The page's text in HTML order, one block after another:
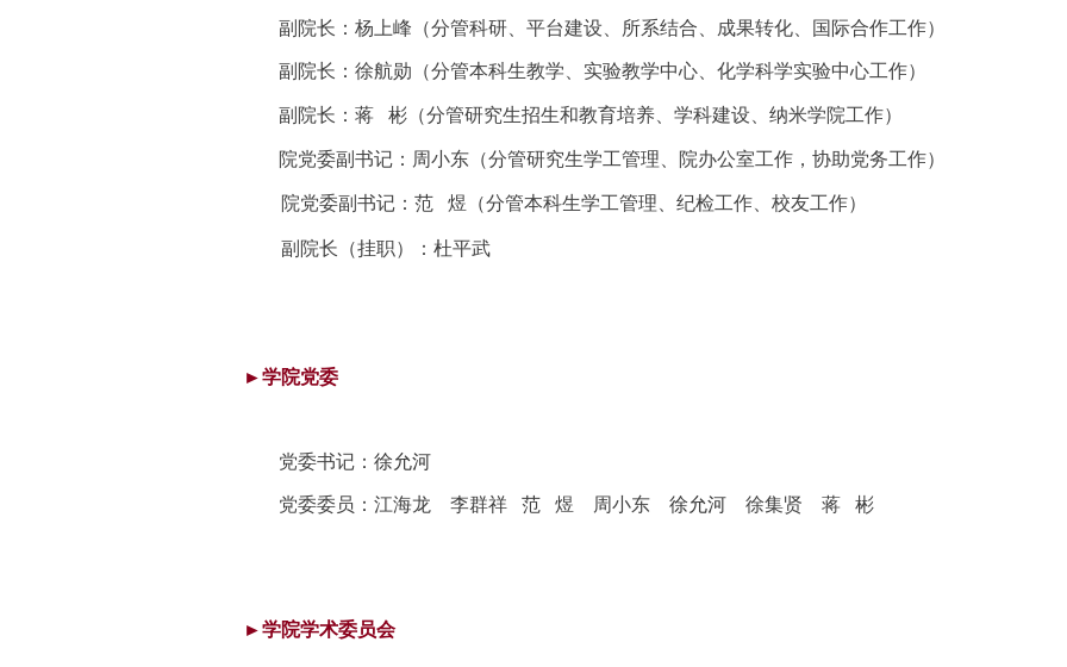
副院长： 杨上峰（分管科研、平台建设、所系结合、成果转化、国际合作工作）
副院长：徐航勋（分管本科生教学、实验教学中心、化学科学实验中心工作）
副院长： 蒋 彬 （分管研究生招生和教育培养、学科建设、纳米学院工作）
院党委副书记：周小东（分管研究生学工管理、院办公室工作，协助党务工作）
院党委副书记：范 煜（分管本科生学工管理、纪检工作、校友工作）
副院长（挂职）：杜平武
►学院党委
党委书记： 徐允河
党委委员：江海龙 李群祥 范 煜 周小东 徐允河 徐集贤 蒋 彬
►学院学术委员会